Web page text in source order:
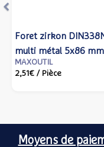
Foret zirkon
multi métal 5x86
IZAR - 14758 - Izar
MAXOUTIL
2,51€ / Pièce
Moyens de